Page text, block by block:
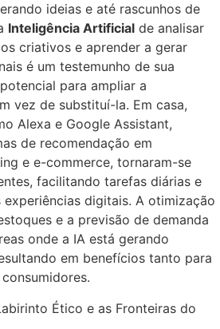
ideias e até rascunhos de
Inteligência Artificial de analisar
criativos e aprender a gerar
é um testemunho de sua
para ampliar a
vez de substituí-la. Em casa,
Alexa e Google Assistant,
de recomendação em
e e-commerce, tornaram-se
facilitando tarefas diárias e
experiências digitais. A otimização
e a previsão de demanda
onde a IA está gerando
em benefícios tanto para
Ético e as Fronteiras do